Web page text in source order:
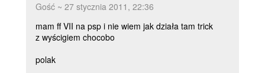
Gość ~ 27 stycznia 2011, 22:36
mam ff VII na psp i nie wiem jak działa tam trick
z wyścigiem chocobo
polak